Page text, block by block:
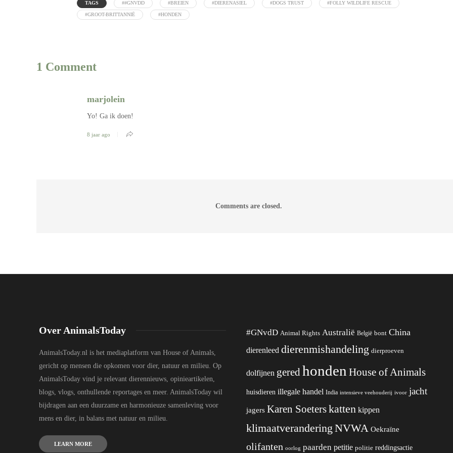
TAGS ##GNVDD #BREIEN #DIERENASIEL #DOGS TRUST #FOLLY WILDLIFE RESCUE
#GROOT-BRITTANNIË #HONDEN
1 Comment
marjolein
Yo! Ga ik doen!
8 jaar ago
Comments are closed.
Over AnimalsToday
AnimalsToday.nl is het mediaplatform van House of Animals,
gericht op mensen die opkomen voor dier, natuur en milieu. Op
AnimalsToday vind je relevant dierennieuws, opinieartikelen,
blogs, vlogs, onthullende reportages en meer. AnimalsToday wil
bijdragen aan een duurzame en harmonieuze samenleving voor
mens en dier, in balans met natuur en milieu.
LEARN MORE
#GNvdD Animal Rights Australië België bont China
dierenleed dierenmishandeling dierproeven
dolfijnen geredhonden House of Animals
huisdieren illegale handel India intensieve veehouderij ivoor jacht
jagers Karen Soeterskatten kippen
klimaatverandering NVWA Oekraïne
olifanten oorlog paarden petitie politie reddingsactie